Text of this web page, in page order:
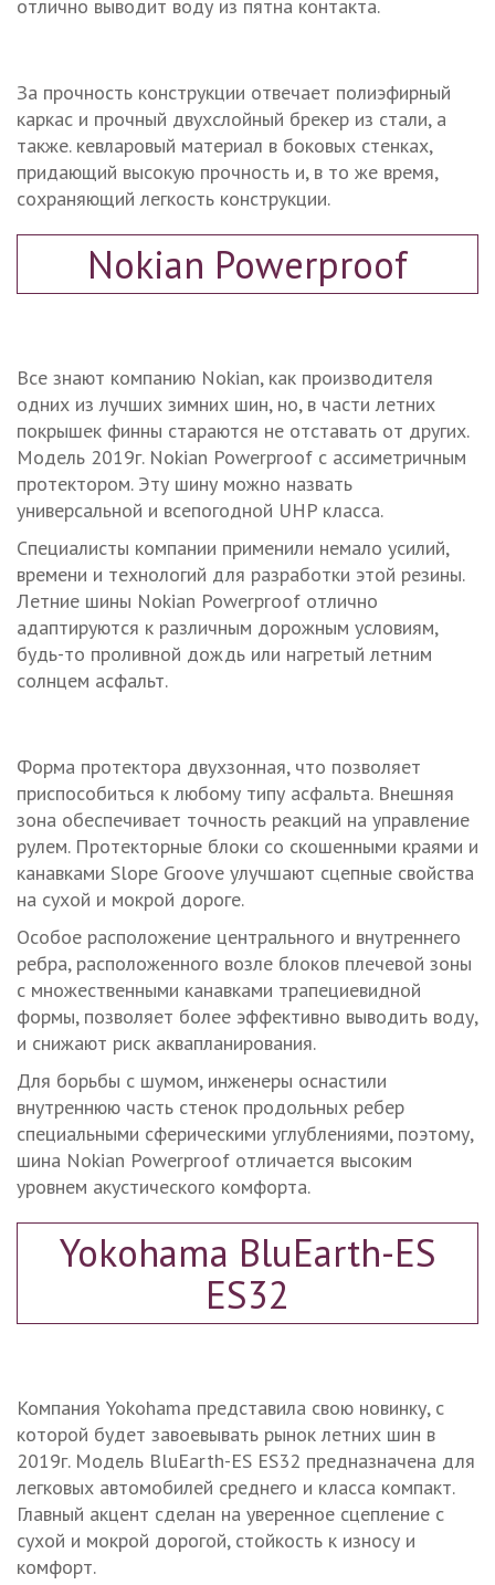
отлично выводит воду из пятна контакта.
За прочность конструкции отвечает полиэфирный
каркас и прочный двухслойный брекер из стали, а
также. кевларовый материал в боковых стенках,
придающий высокую прочность и, в то же время,
сохраняющий легкость конструкции.
Nokian Powerproof
Все знают компанию Nokian, как производителя
одних из лучших зимних шин, но, в части летних
покрышек финны стараются не отставать от других.
Модель 2019г. Nokian Powerproof с ассиметричным
протектором. Эту шину можно назвать
универсальной и всепогодной UHP класса.
Специалисты компании применили немало усилий,
времени и технологий для разработки этой резины.
Летние шины Nokian Powerproof отлично
адаптируются к различным дорожным условиям,
будь-то проливной дождь или нагретый летним
солнцем асфальт.
Форма протектора двухзонная, что позволяет
приспособиться к любому типу асфальта. Внешняя
зона обеспечивает точность реакций на управление
рулем. Протекторные блоки со скошенными краями и
канавками Slope Groove улучшают сцепные свойства
на сухой и мокрой дороге.
Особое расположение центрального и внутреннего
ребра, расположенного возле блоков плечевой зоны
с множественными канавками трапециевидной
формы, позволяет более эффективно выводить воду,
и снижают риск аквапланирования.
Для борьбы с шумом, инженеры оснастили
внутреннюю часть стенок продольных ребер
специальными сферическими углублениями, поэтому,
шина Nokian Powerproof отличается высоким
уровнем акустического комфорта.
Yokohama BluEarth-ES
ES32
Компания Yokohama представила свою новинку, с
которой будет завоевывать рынок летних шин в
2019г. Модель BluEarth-ES ES32 предназначена для
легковых автомобилей среднего и класса компакт.
Главный акцент сделан на уверенное сцепление с
сухой и мокрой дорогой, стойкость к износу и
комфорт.